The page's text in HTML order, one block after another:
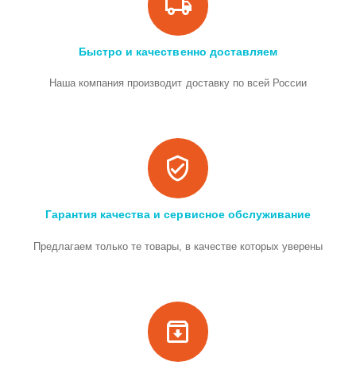
Быстро и качественно доставляем
Наша компания производит доставку по всей России
Гарантия качества и сервисное обслуживание
Предлагаем только те товары, в качестве которых уверены